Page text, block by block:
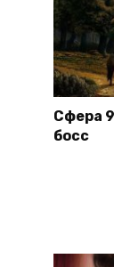
Сфера
босс